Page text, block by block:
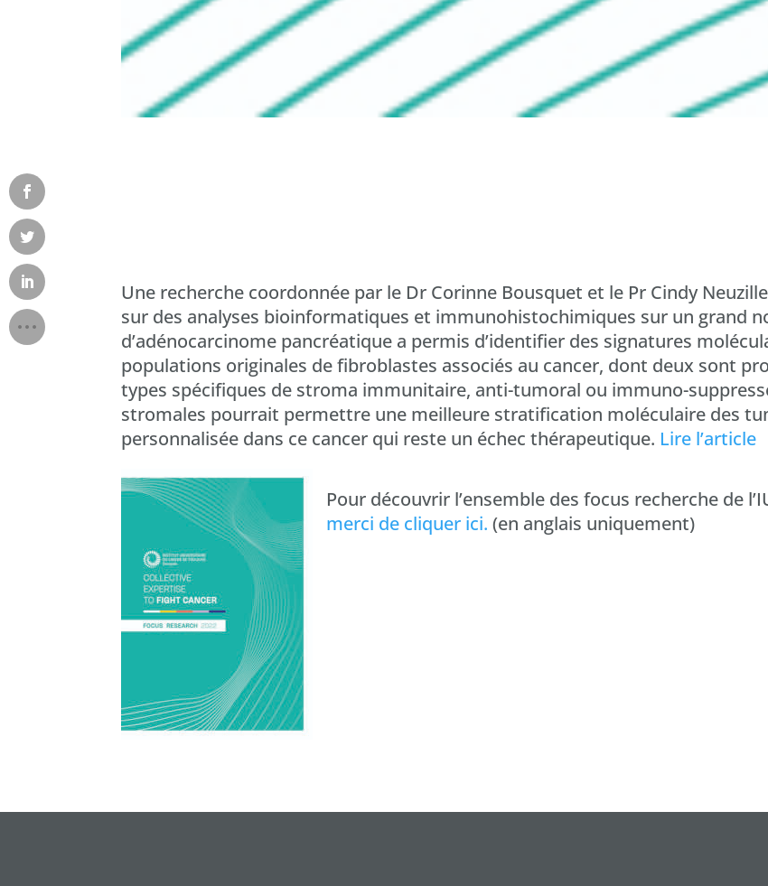
Une recherche coordonnée par le Dr Corinne Bousquet et le Pr Cindy
sur des analyses bioinformatiques et immunohistochimiques sur un grand
d’adénocarcinome pancréatique a permis d’identifier des signatures
populations originales de fibroblastes associés au cancer, dont deux sont
types spécifiques de stroma immunitaire, anti-tumoral ou immuno-
stromales pourrait permettre une meilleure stratification moléculaire des
personnalisée dans ce cancer qui reste un échec thérapeutique. Lire l’article
Pour découvrir l’ensemble des focus recherche de
merci de cliquer ici. (en anglais uniquement)